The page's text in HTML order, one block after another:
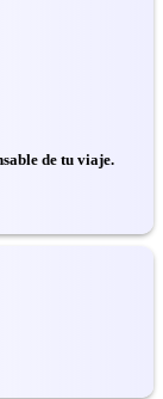
de tu viaje.